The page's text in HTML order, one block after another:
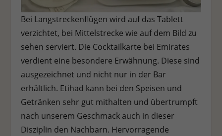
Bei Langstreckenflügen wird auf das Tablett
verzichtet, bei Mittelstrecke wie auf dem Bild zu
sehen serviert. Die Cocktailkarte bei Emirates
verdient eine besondere Erwähnung. Diese sind
ausgezeichnet und nicht nur in der Bar
erhältlich. Etihad kann bei den Speisen und
Getränken sehr gut mithalten und übertrumpft
nach unserem Geschmack auch in dieser
Disziplin den Nachbarn. Hervorragende